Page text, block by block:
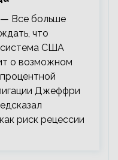
Все больше
что
система США
о возможном
Джеффри
риск рецессии